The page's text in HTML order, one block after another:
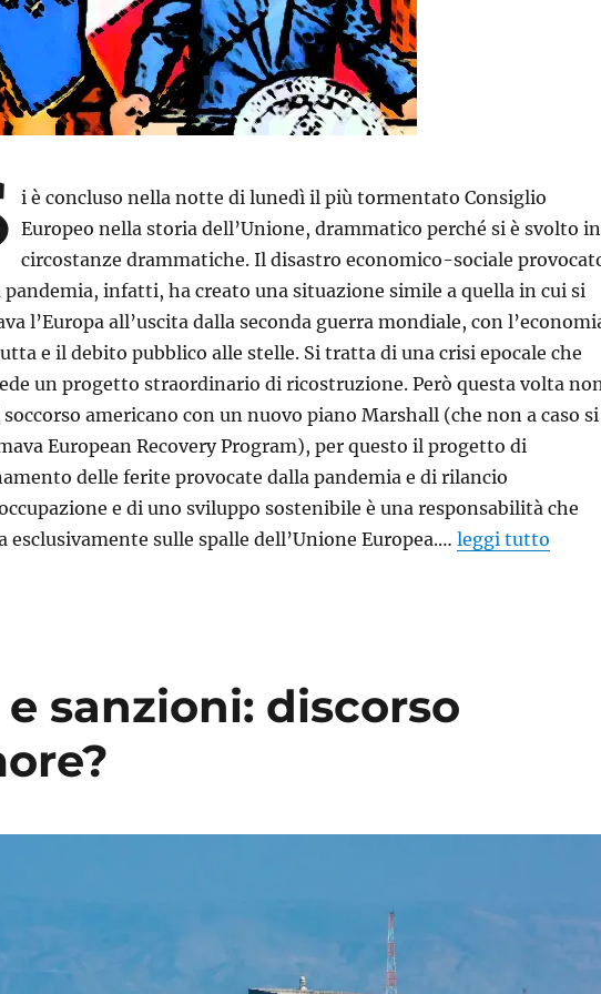
i è concluso nella notte di lunedì il più tormentato Consiglio
Europeo nella storia dell’Unione, drammatico perché si è svolto in
circostanze drammatiche. Il disastro economico-sociale
pandemia, infatti, ha creato una situazione simile a quella in cui si
l’Europa all’uscita dalla seconda guerra mondiale, con
e il debito pubblico alle stelle. Si tratta di una crisi epocale che
un progetto straordinario di ricostruzione. Però questa volta
soccorso americano con un nuovo piano Marshall (che non a caso si
European Recovery Program), per questo il progetto di
delle ferite provocate dalla pandemia e di rilancio
e di uno sviluppo sostenibile è una responsabilità che
esclusivamente sulle spalle dell’Unione Europea.… leggi tutto
sanzioni: discorso